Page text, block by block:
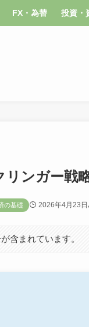
FX・為替 投資・
リンガー戦
の基礎 2026年4月23日
含まれています。